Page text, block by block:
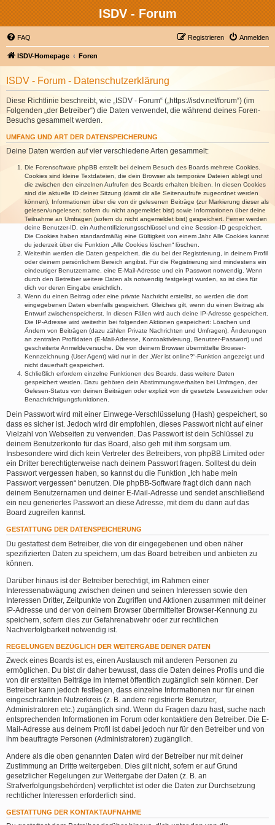
ISDV - Forum
FAQ Anmelden
Registrieren
ISDV-Homepage Foren
ISDV - Forum - Datenschutzerklärung
Diese Richtlinie beschreibt, wie „ISDV - Forum“ („https://isdv.net/forum“) (im
Folgenden „der Betreiber“) die Daten verwendet, die während deines Foren-
Besuchs gesammelt werden.
UMFANG UND ART DER DATENSPEICHERUNG
Deine Daten werden auf vier verschiedene Arten gesammelt:
Die Forensoftware phpBB erstellt bei deinem Besuch des Boards mehrere Cookies.
Cookies sind kleine Textdateien, die dein Browser als temporäre Dateien ablegt und
die zwischen den einzelnen Aufrufen des Boards erhalten bleiben. In diesen Cookies
sind die aktuelle ID deiner Sitzung (damit dir alle Seitenaufrufe zugeordnet werden
können), Informationen über die von dir gelesenen Beiträge (zur Markierung dieser als
gelesen/ungelesen; sofern du nicht angemeldet bist) sowie Informationen über deine
Teilnahme an Umfragen (sofern du nicht angemeldet bist) gespeichert. Ferner werden
deine Benutzer-ID, ein Authentifizierungsschlüssel und eine Session-ID gespeichert.
Die Cookies haben standardmäßig eine Gültigkeit von einem Jahr. Alle Cookies kannst
du jederzeit über die Funktion „Alle Cookies löschen“ löschen.
Weiterhin werden die Daten gespeichert, die du bei der Registrierung, in deinem Profil
oder deinem persönlichem Bereich angibst. Für die Registrierung sind mindestens ein
eindeutiger Benutzername, eine E-Mail-Adresse und ein Passwort notwendig. Wenn
durch den Betreiber weitere Daten als notwendig festgelegt wurden, so ist dies für
dich vor deren Eingabe ersichtlich.
Wenn du einen Beitrag oder eine private Nachricht erstellst, so werden die dort
eingegebenen Daten ebenfalls gespeichert. Gleiches gilt, wenn du einen Beitrag als
Entwurf zwischenspeicherst. In diesen Fällen wird auch deine IP-Adresse gespeichert.
Die IP-Adresse wird weiterhin bei folgenden Aktionen gespeichert: Löschen und
Ändern von Beiträgen (dazu zählen Private Nachrichten und Umfragen), Änderungen
an zentralen Profildaten (E-Mail-Adresse, Kontoaktivierung, Benutzer-Passwort) und
gescheiterte Anmeldeversuche. Die von deinem Browser übermittelte Browser-
Kennzeichnung (User Agent) wird nur in der „Wer ist online?“-Funktion angezeigt und
nicht dauerhaft gespeichert.
Schließlich erfordern einzelne Funktionen des Boards, dass weitere Daten
gespeichert werden. Dazu gehören dein Abstimmungsverhalten bei Umfragen, der
Gelesen-Status von deinen Beiträgen oder explizit von dir gesetzte Lesezeichen oder
Benachrichtigungsfunktionen.
Dein Passwort wird mit einer Einwege-Verschlüsselung (Hash) gespeichert, so
dass es sicher ist. Jedoch wird dir empfohlen, dieses Passwort nicht auf einer
Vielzahl von Webseiten zu verwenden. Das Passwort ist dein Schlüssel zu
deinem Benutzerkonto für das Board, also geh mit ihm sorgsam um.
Insbesondere wird dich kein Vertreter des Betreibers, von phpBB Limited oder
ein Dritter berechtigterweise nach deinem Passwort fragen. Solltest du dein
Passwort vergessen haben, so kannst du die Funktion „Ich habe mein
Passwort vergessen“ benutzen. Die phpBB-Software fragt dich dann nach
deinem Benutzernamen und deiner E-Mail-Adresse und sendet anschließend
ein neu generiertes Passwort an diese Adresse, mit dem du dann auf das
Board zugreifen kannst.
GESTATTUNG DER DATENSPEICHERUNG
Du gestattest dem Betreiber, die von dir eingegebenen und oben näher
spezifizierten Daten zu speichern, um das Board betreiben und anbieten zu
können.
Darüber hinaus ist der Betreiber berechtigt, im Rahmen einer
Interessenabwägung zwischen deinen und seinen Interessen sowie den
Interessen Dritter, Zeitpunkte von Zugriffen und Aktionen zusammen mit deiner
IP-Adresse und der von deinem Browser übermittelter Browser-Kennung zu
speichern, sofern dies zur Gefahrenabwehr oder zur rechtlichen
Nachverfolgbarkeit notwendig ist.
REGELUNGEN BEZÜGLICH DER WEITERGABE DEINER DATEN
Zweck eines Boards ist es, einen Austausch mit anderen Personen zu
ermöglichen. Du bist dir daher bewusst, dass die Daten deines Profils und die
von dir erstellten Beiträge im Internet öffentlich zugänglich sein können. Der
Betreiber kann jedoch festlegen, dass einzelne Informationen nur für einen
eingeschränkten Nutzerkreis (z. B. andere registrierte Benutzer,
Administratoren etc.) zugänglich sind. Wenn du Fragen dazu hast, suche nach
entsprechenden Informationen im Forum oder kontaktiere den Betreiber. Die E-
Mail-Adresse aus deinem Profil ist dabei jedoch nur für den Betreiber und von
ihm beauftragte Personen (Administratoren) zugänglich.
Andere als die oben genannten Daten wird der Betreiber nur mit deiner
Zustimmung an Dritte weitergeben. Dies gilt nicht, sofern er auf Grund
gesetzlicher Regelungen zur Weitergabe der Daten (z. B. an
Strafverfolgungsbehörden) verpflichtet ist oder die Daten zur Durchsetzung
rechtlicher Interessen erforderlich sind.
GESTATTUNG DER KONTAKTAUFNAHME